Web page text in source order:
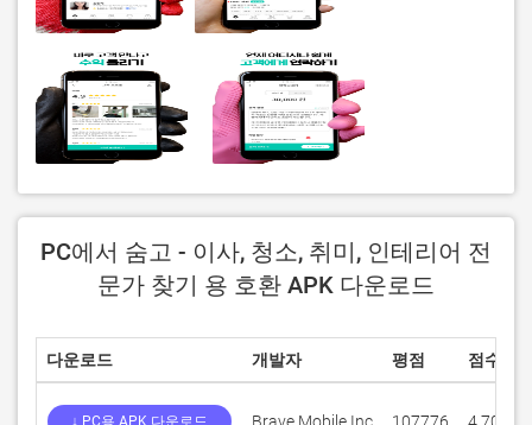
PC에서 숨고 - 이사, 청소, 취미, 인테리어 전
문가 찾기 용 호환 APK 다운로드
다운로드 개발자 평점 점수
↓ PC용 APK 다운로드